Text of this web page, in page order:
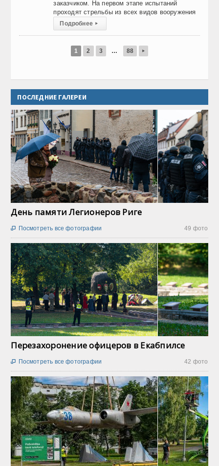
заказчиком. На первом этапе испытаний
проходят стрельбы из всех видов вооружения
Подробнее ▸
1 2 3 … 88 ▸
ПОСЛЕДНИЕ ГАЛЕРЕИ
День памяти Легионеров Риге
49 фото
 Посмотреть все фотографии
Перезахоронение офицеров в Екабпилсе
42 фото
 Посмотреть все фотографии